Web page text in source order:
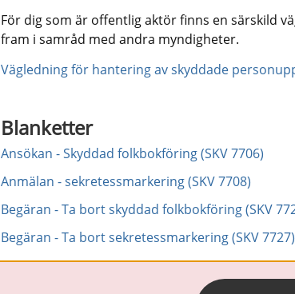
För dig som är offentlig aktör finns en särskild
fram i samråd med andra myndigheter.
Vägledning för hantering av skyddade
Blanketter
Ansökan - Skyddad folkbokföring (SKV 7706)
Anmälan - sekretessmarkering (SKV 7708)
Begäran - Ta bort skyddad folkbokföring (SKV
Begäran - Ta bort sekretessmarkering (SKV 7727)